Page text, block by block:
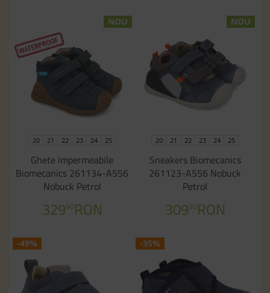
NOU
20 21 22 23 24 25
Ghete impermeabile
Biomecanics 261134-A556
Nobuck Petrol
32990RON
NOU
20 21 22 23 24 25
Sneakers Biomecanics
261123-A556 Nobuck
Petrol
30990RON
-49% -35%